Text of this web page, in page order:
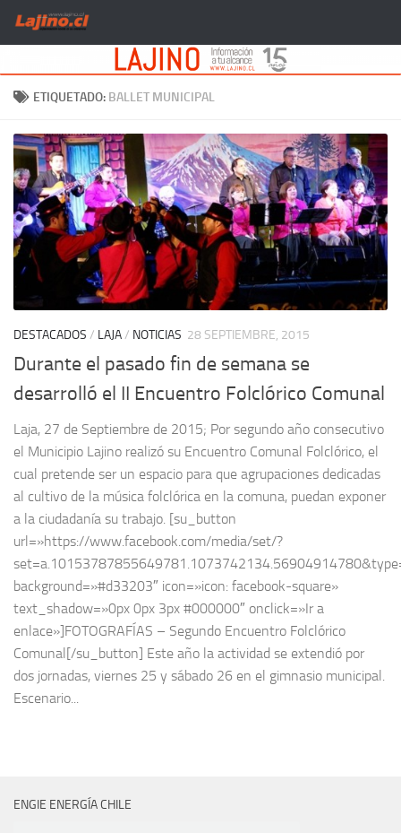
Saltar al contenido
ETIQUETADO: BALLET MUNICIPAL
DESTACADOS / LAJA/ NOTICIAS 28 SEPTIEMBRE, 2015
Durante el pasado fin de semana se
desarrolló el II Encuentro Folclórico Comunal
Laja, 27 de Septiembre de 2015; Por segundo año consecutivo
el Municipio Lajino realizó su Encuentro Comunal Folclórico, el
cual pretende ser un espacio para que agrupaciones dedicadas
al cultivo de la música folclórica en la comuna, puedan exponer
a la ciudadanía su trabajo. [su_button
url=»https://www.facebook.com/media/set/?
background=»#d33203″ icon=»icon: facebook-square»
text_shadow=»0px 0px 3px #000000″ onclick=»Ir a
enlace»]FOTOGRAFÍAS – Segundo Encuentro Folclórico
Comunal[/su_button] Este año la actividad se extendió por
dos jornadas, viernes 25 y sábado 26 en el gimnasio municipal.
Escenario...
ENGIE ENERGÍA CHILE